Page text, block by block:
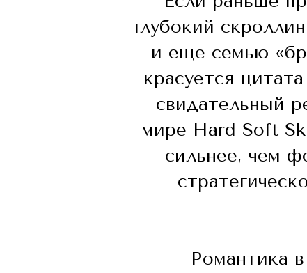
глубокий
и еще семью
красуется
свидательный
мире Hard Soft
сильнее, чем
Романтика